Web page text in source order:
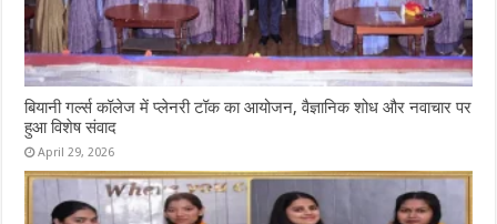
बियानी गर्ल्स कॉलेज में प्लेनरी टॉक का आयोजन, वैज्ञानिक शोध और नवाचार पर
हुआ विशेष संवाद
April 29, 2026